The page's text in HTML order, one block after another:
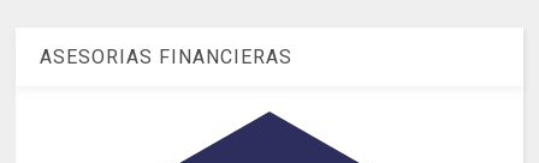
ASESORIAS FINANCIERAS